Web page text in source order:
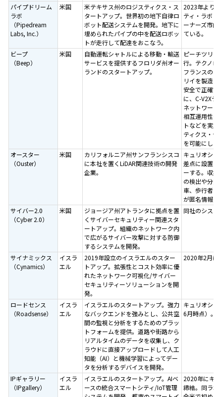
パイプドリーム
ラボ
（Pipedream
Labs, Inc.）
米国
米テキサス州のロジスティクス・ス
タートアップ。世界初の地下自律ロ
ボット配送システムを開発。地下に
埋められたパイプの中を配送ロボッ
トが走行して配達をおこなう。
2023年より
ティ・ラボと
ーナーズ市内
ている。
ビープ
（Beep）
米国
自動運転シャトルによる移動・輸送
サービスを提供するフロリダ州オー
ランドのスタートアップ。
ピーチツリー
行。テクノロ
フランスのナ
リイを製造
安全で正確な
に、C-V2Xテ
ネットワーク
相互運用性や
トなどを実
ティクス・デ
を可能にして
オースター
（Ouster）
米国
カリフォルニア州サンフランシスコ
に本社を置くLiDAR関連技術の開発
企業。
キュリオシテ
差点に設置さ
ーする。収集
の検出や分類
車、歩行者の
が匿名情報と
サイバー2.0
（Cyber 2.0）
米国
ジョージア州アトランタに拠点を置
くサイバーセキュリティー関連スタ
ートアップ。組織のネットワーク内
で広がるサイバー攻撃に対する防御
するシステムを開発。
同社のシステ
サイナミックス
（Cynamics）
イスラ
エル
2019年設立のイスラエルのスター
トアップ。拡張性とコスト効率に優
れたネットワーク可視化/サイバー
セキュリティーソリューションを開
発。
2020年2月に
ロードセンス
（Roadsense）
イスラ
エル
イスラエルのスタートアップ。強力
なバックエンドを強みとし、公共空
間の監視と分析をするためのプラッ
トフォームを提供。道路や街路から
リアルタイムのデータを収集し、ク
ラウドに直接アップロードして人工
知能（AI）と機械学習によってデー
タを分析するデバイスを開発。
キュリオシテ
6月時点）。
IPギャラリー
（IPgallery）
イスラ
エル
イスラエルのスタートアップ。AIベ
ースの統合スマートシティ/IoT管理
2020年にキ
締結。同ラボ